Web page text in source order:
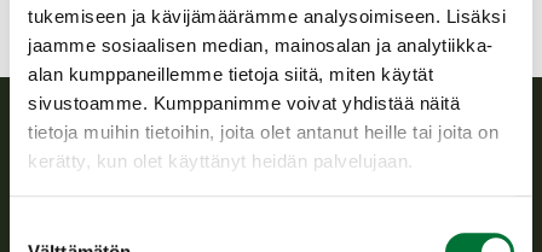
tukemiseen ja kävijämäärämme analysoimiseen. Lisäksi
jaamme sosiaalisen median, mainosalan ja analytiikka-
alan kumppaneillemme tietoja siitä, miten käytät
sivustoamme. Kumppanimme voivat yhdistää näitä
tietoja muihin tietoihin, joita olet antanut heille tai joita on
kerätty, kun olet käyttänyt heidän palvelujaan.
Suomen riistakeskus
riistanhoitoyhdistysten toimintaa ja huolehtii riistapolitiikan